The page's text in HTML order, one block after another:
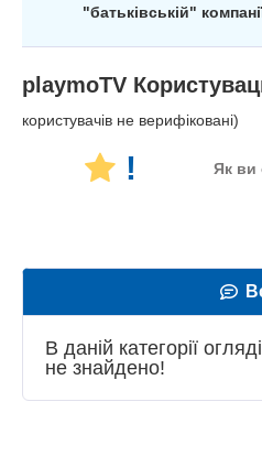
"батьківській"
playmoTV
користувачів не верифіковані)
! Як ви
В даній категорії
не знайдено!